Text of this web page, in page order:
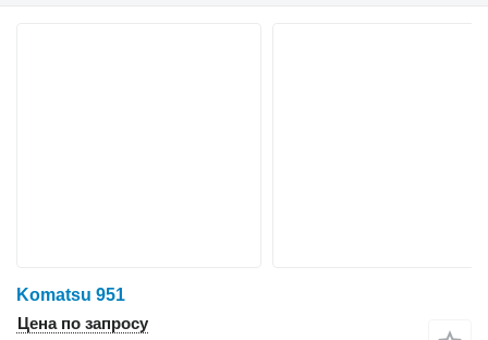
Komatsu 951
Цена по запросу